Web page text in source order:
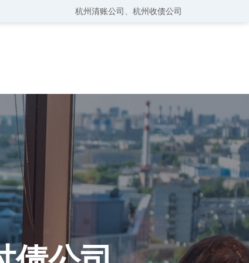
杭州清账公司 杭州收债公司